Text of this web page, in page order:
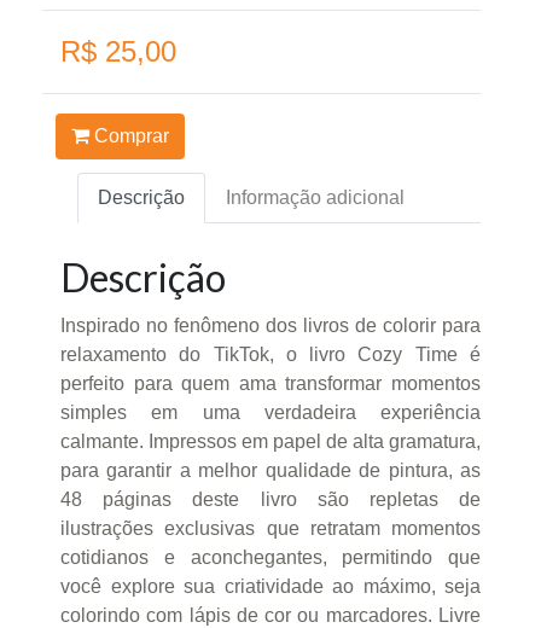
R$ 25,00
Comprar
Descrição Informação adicional
Descrição
Inspirado no fenômeno dos livros de colorir para
relaxamento do TikTok, o livro Cozy Time é
perfeito para quem ama transformar momentos
simples em uma verdadeira experiência
calmante. Impressos em papel de alta gramatura,
para garantir a melhor qualidade de pintura, as
48 páginas deste livro são repletas de
ilustrações exclusivas que retratam momentos
cotidianos e aconchegantes, permitindo que
você explore sua criatividade ao máximo, seja
colorindo com lápis de cor ou marcadores. Livre